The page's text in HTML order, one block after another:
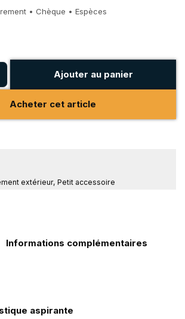
• Chèque • Espèces
Ajouter au panier
Acheter cet article
extérieur, Petit accessoire
Informations complémentaires
aspirante